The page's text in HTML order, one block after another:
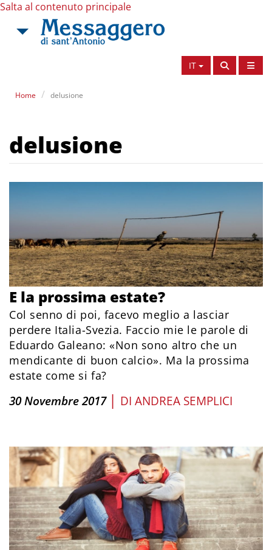
Salta al contenuto principale
IT
Home delusione
delusione
E la prossima estate?
Col senno di poi, facevo meglio a lasciar
perdere Italia-Svezia. Faccio mie le parole di
Eduardo Galeano: «Non sono altro che un
mendicante di buon calcio». Ma la prossima
estate come si fa?
30 Novembre 2017 | DI ANDREA SEMPLICI